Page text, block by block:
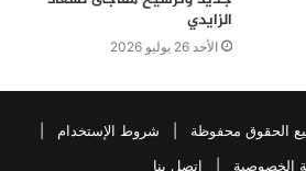
الزايدي
الأحد 26 يوليو 2026
شروط الإستخدام
الخصوصية
اتصل بنا